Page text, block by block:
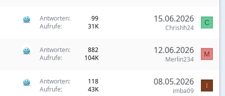
Antworten
99
Aufrufe
31K
15.06.2026
Chrishh24
C
Antworten
882
Aufrufe
104K
12.06.2026
Merlin234
M
Antworten
118
Aufrufe
43K
08.05.2026
imba09
I